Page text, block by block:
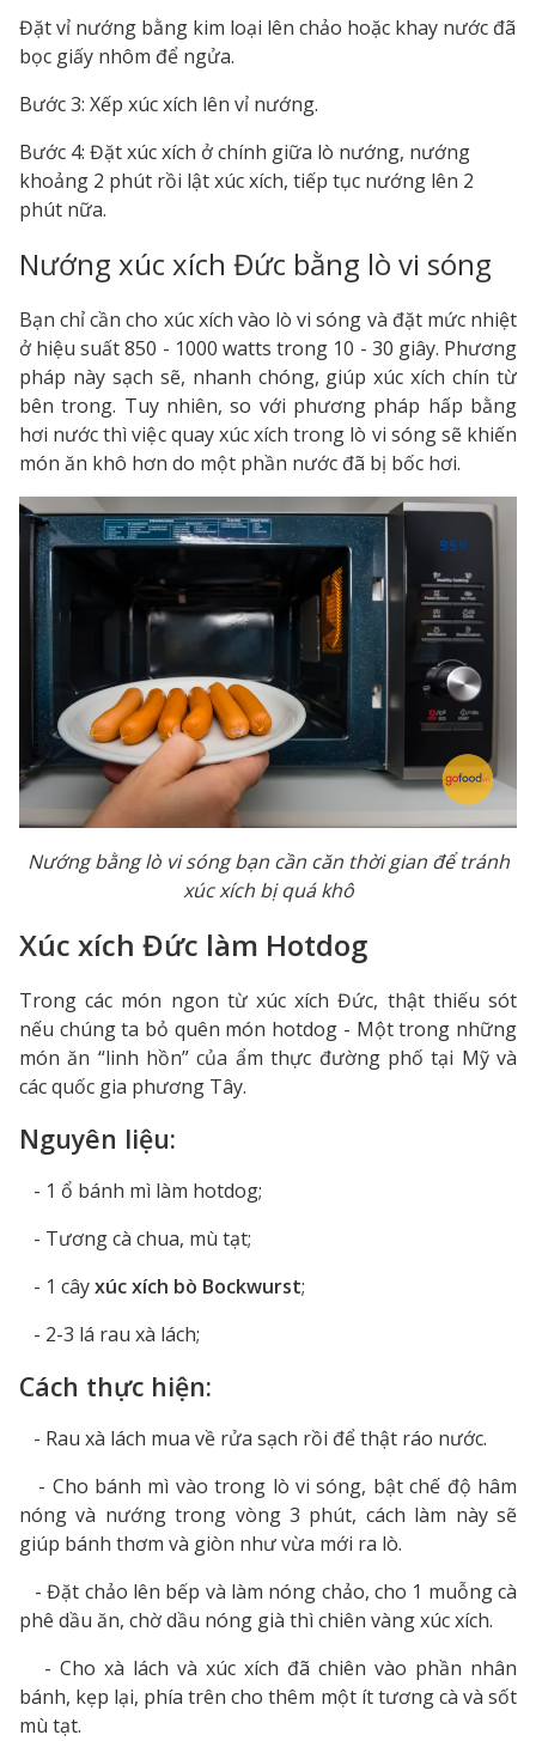
Đặt vỉ nướng bằng kim loại lên chảo hoặc khay nước đã
bọc giấy nhôm để ngửa.
Bước 3: Xếp xúc xích lên vỉ nướng.
Bước 4: Đặt xúc xích ở chính giữa lò nướng, nướng
khoảng 2 phút rồi lật xúc xích, tiếp tục nướng lên 2
phút nữa.
Nướng xúc xích Đức bằng lò vi sóng
Bạn chỉ cần cho xúc xích vào lò vi sóng và đặt mức nhiệt
ở hiệu suất 850 - 1000 watts trong 10 - 30 giây. Phương
pháp này sạch sẽ, nhanh chóng, giúp xúc xích chín từ
bên trong. Tuy nhiên, so với phương pháp hấp bằng
hơi nước thì việc quay xúc xích trong lò vi sóng sẽ khiến
món ăn khô hơn do một phần nước đã bị bốc hơi.
Nướng bằng lò vi sóng bạn cần căn thời gian để tránh
xúc xích bị quá khô
Xúc xích Đức làm Hotdog
Trong các món ngon từ xúc xích Đức, thật thiếu sót
nếu chúng ta bỏ quên món hotdog - Một trong những
món ăn “linh hồn” của ẩm thực đường phố tại Mỹ và
các quốc gia phương Tây.
Nguyên liệu:
- 1 ổ bánh mì làm hotdog;
- Tương cà chua, mù tạt;
- 1 câyxúc xích bò Bockwurst;
- 2-3 lá rau xà lách;
Cách thực hiện:
- Rau xà lách mua về rửa sạch rồi để thật ráo nước.
- Cho bánh mì vào trong lò vi sóng, bật chế độ hâm
nóng và nướng trong vòng 3 phút, cách làm này sẽ
giúp bánh thơm và giòn như vừa mới ra lò.
- Đặt chảo lên bếp và làm nóng chảo, cho 1 muỗng cà
phê dầu ăn, chờ dầu nóng già thì chiên vàng xúc xích.
- Cho xà lách và xúc xích đã chiên vào phần nhân
bánh, kẹp lại, phía trên cho thêm một ít tương cà và sốt
mù tạt.